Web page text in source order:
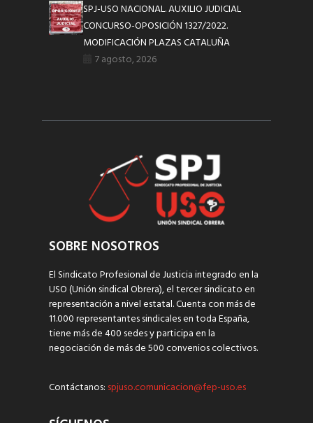
SPJ-USO NACIONAL. AUXILIO JUDICIAL
CONCURSO-OPOSICIÓN 1327/2022.
MODIFICACIÓN PLAZAS CATALUÑA
7 agosto, 2026
SOBRE NOSOTROS
El Sindicato Profesional de Justicia integrado en la
USO (Unión sindical Obrera), el tercer sindicato en
representación a nivel estatal. Cuenta con más de
11.000 representantes sindicales en toda España,
tiene más de 400 sedes y participa en la
negociación de más de 500 convenios colectivos.
Contáctanos: spjuso.comunicacion@fep-uso.es